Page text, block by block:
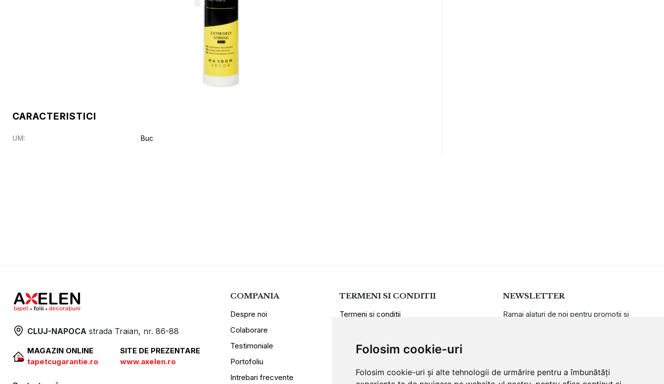
Folosim cookie-uri
Folosim cookie-uri și alte tehnologii de urmărire pentru a îmbunătăți
CARACTERISTICI
UM: Buc
CLUJ-NAPOCA strada Traian, nr. 86-88
MAGAZIN ONLINE
tapetcugarantie.ro
SITE DE PREZENTARE
www.axelen.ro
COMPANIA
Despre noi
Colaborare
Testimoniale
Portofoliu
Intrebari frecvente
TERMENI SI CONDITII
Termeni si conditii
Sugestii si reclamatii
NEWSLETTER
Ramai alaturi de noi pentru promotii si